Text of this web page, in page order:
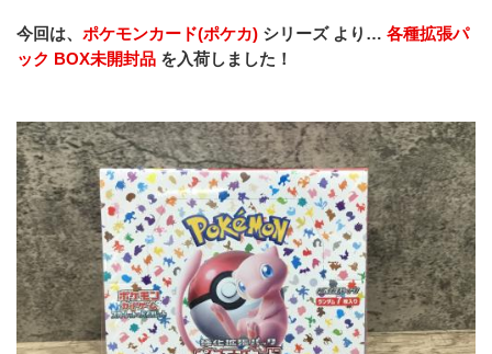
今回は、 ポケモンカード(ポケカ) シリーズ より… 各種拡張パ
ック BOX未開封品 を入荷しました！